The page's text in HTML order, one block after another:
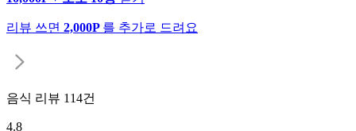
리뷰 쓰면 2,000P 를 추가로 드려요
음식 리뷰 114건
4.8